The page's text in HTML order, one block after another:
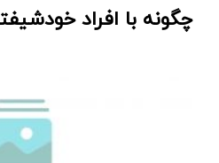
چگونه با افراد